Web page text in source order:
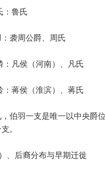
鲁氏
袭周公爵、周氏
凡侯（河南）、凡氏
蒋侯（淮滨）、蒋氏
伯羽一支是唯一以中央爵
。
后裔分布与早期迁徙